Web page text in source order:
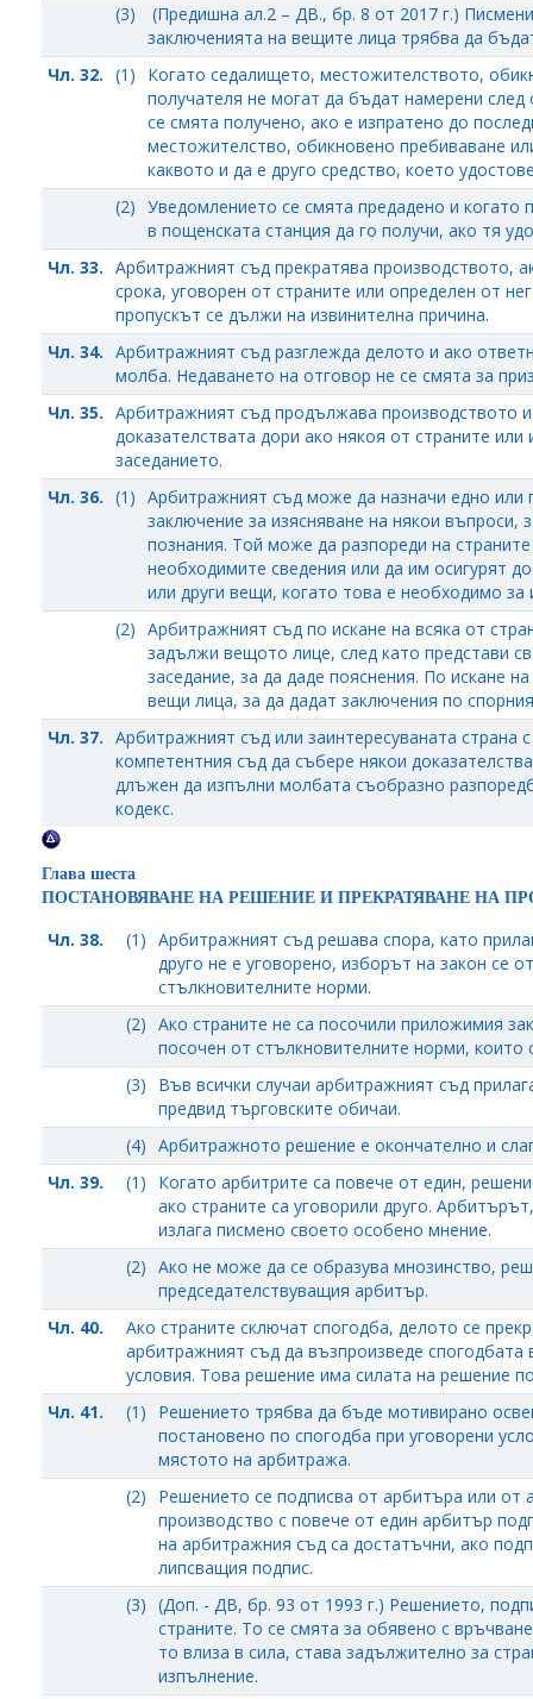
(3)
(Предишна ал.2 – ДВ., бр. 8 от 2017 г.)
заключенията на вещите лица трябва да
Чл. 32. (1)
Когато седалището, местожителството,
получателя не могат да бъдат намерени
се смята получено, ако е изпратено до
местожителство, обикновено пребиваване
каквото и да е друго средство, което
(2) Уведомлението се смята предадено и когато
в пощенската станция да го получи, ако тя
Чл. 33. Арбитражният съд прекратява производството,
срока, уговорен от страните или определен от
пропускът се дължи на извинителна причина.
Чл. 34. Арбитражният съд разглежда делото и ако
молба. Недаването на отговор не се смята за
Чл. 35. Арбитражният съд продължава производството
доказателствата дори ако някоя от страните или
заседанието.
Чл. 36. (1) Арбитражният съд може да назначи едно или
заключение за изясняване на някои въпроси,
познания. Той може да разпореди на
необходимите сведения или да им осигурят
или други вещи, когато това е необходимо за
(2) Арбитражният съд по искане на всяка от
задължи вещото лице, след като представи
заседание, за да даде пояснения. По искане
вещи лица, за да дадат заключения по
Чл. 37. Арбитражният съд или заинтересуваната
компетентния съд да събере някои
длъжен да изпълни молбата съобразно
кодекс.
Глава шеста
ПОСТАНОВЯВАНЕ НА РЕШЕНИЕ И ПРЕКРАТЯВАНЕ НА
Чл. 38. (1) Арбитражният съд решава спора, като
друго не е уговорено, изборът на закон се
стълкновителните норми.
(2) Ако страните не са посочили приложимия
посочен от стълкновителните норми, които
(3)
Във всички случаи арбитражният съд
предвид търговските обичаи.
(4) Арбитражното решение е окончателно и
Чл. 39.
(1)
Когато арбитрите са повече от един,
ако страните са уговорили друго.
излага писмено своето особено мнение.
(2) Ако не може да се образува мнозинство,
председателствуващия арбитър.
Чл. 40.
Ако страните сключат спогодба, делото се
арбитражният съд да възпроизведе
условия. Това решение има силата на решение
Чл. 41.
(1)
Решението трябва да бъде мотивирано
постановено по спогодба при уговорени
мястото на арбитража.
(2)
Решението се подписва от арбитъра или от
производство с повече от един арбитър
на арбитражния съд са достатъчни, ако
липсващия подпис.
(3) (Доп. - ДВ, бр. 93 от 1993 г.) Решението,
страните. То се смята за обявено с
то влиза в сила, става задължително за
изпълнение.